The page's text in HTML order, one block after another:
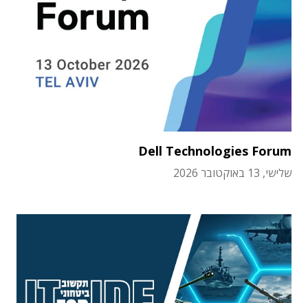
Dell Technologies Forum
שלישי, 13 באוקטובר 2026